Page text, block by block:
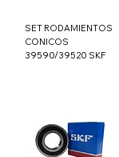
SET RODAMIENTOS
CONICOS
39590/39520 SKF